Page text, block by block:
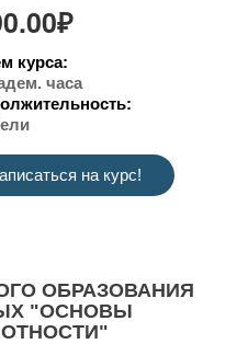
курса:
часа
на курс!
ОБРАЗОВАНИЯ
"ОСНОВЫ